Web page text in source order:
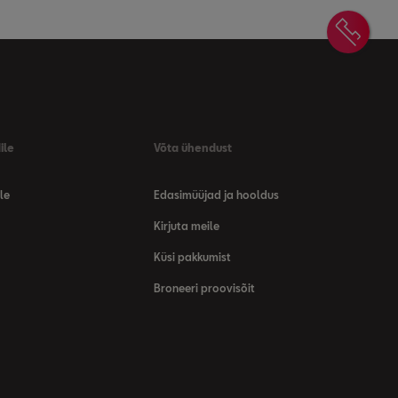
Võta ühendust
Edasimüüjad ja hooldus
Kirjuta meile
Küsi pakkumist
Broneeri proovisõit